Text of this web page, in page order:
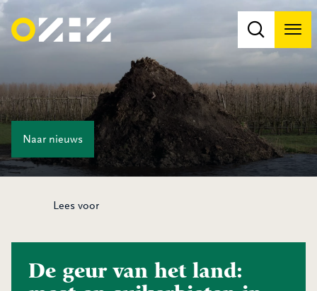
Naar nieuws
Lees voor
De geur van het land: